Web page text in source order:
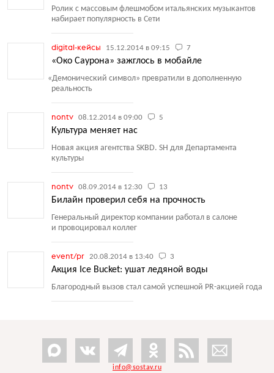
Ролик с массовым флешмобом итальянских музыкантов
набирает популярность в Сети
digital-кейсы 15.12.2014 в 09:15 7
«Око Саурона» зажглось в мобайле
«Демонический символ» превратили в дополненную
реальность
nontv 08.12.2014 в 09:00 5
Культура меняет нас
Новая акция агентства SKBD. SH для Департамента
культуры
nontv 08.09.2014 в 12:30 13
Билайн проверил себя на прочность
Генеральный директор компании работал в салоне
и провоцировал коллег
event/pr 20.08.2014 в 13:40 3
Акция Ice Bucket: ушат ледяной воды
Благородный вызов стал самой успешной PR-акцией года
info@sostav.ru